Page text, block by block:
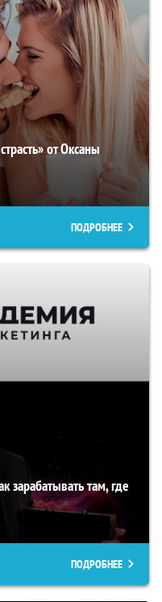
от Оксаны
ПОДРОБНЕЕ
зарабатывать там, где
ПОДРОБНЕЕ